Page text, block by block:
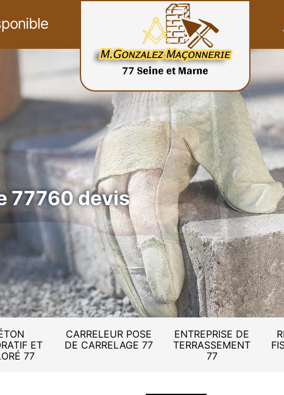
77760 devis
ET
77
CARRELEUR POSE
DE CARRELAGE 77
ENTREPRISE DE
TERRASSEMENT
77